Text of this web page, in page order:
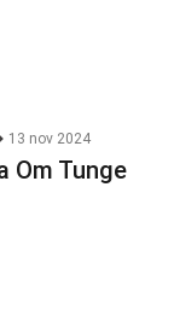
13 nov 2024
Om Tunge